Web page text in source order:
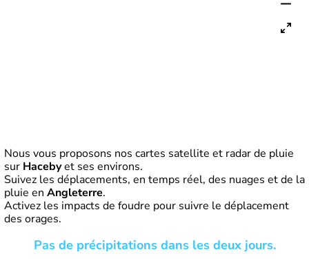
Nous vous proposons nos cartes satellite et radar de pluie
sur Hacebyet ses environs.
Suivez les déplacements, en temps réel, des nuages et de la
pluie en Angleterre.
Activez les impacts de foudre pour suivre le déplacement
des orages.
Pas de précipitations dans les deux jours.